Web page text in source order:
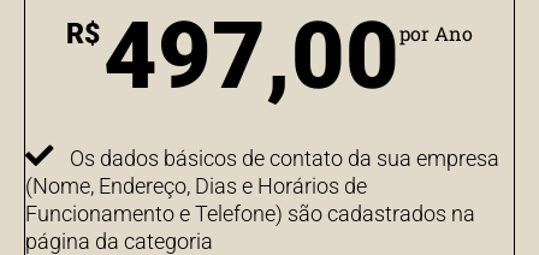
R$497,00por Ano
Os dados básicos de contato da sua empresa
(Nome, Endereço, Dias e Horários de
Funcionamento e Telefone) são cadastrados na
página da categoria